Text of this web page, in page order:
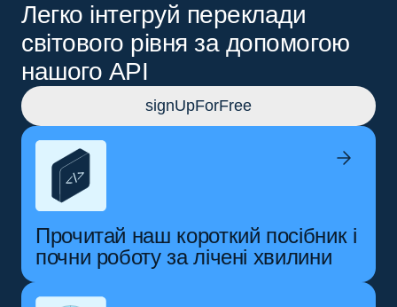
Легко інтегруй переклади
світового рівня за допомогою
нашого API
signUpForFree
Прочитай наш короткий посібник і
почни роботу за лічені хвилини